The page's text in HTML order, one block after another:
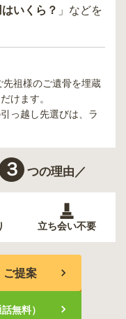
いくら？ 」などを
祖様のご遺骨を埋蔵
けます。
っ越し先選びは、ラ
３ つの理由／
立ち会い不要
ご提案
無料）